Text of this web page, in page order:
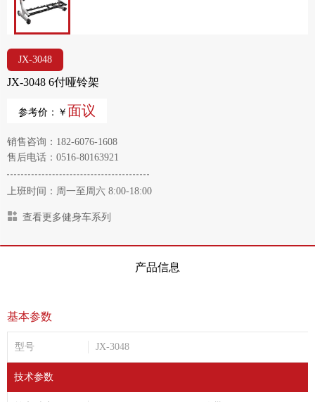
JX-3048
JX-3048 6付哑铃架
参考价：￥ 面议
销售咨询：182-6076-1608
售后电话：0516-80163921
上班时间：周一至周六 8:00-18:00
查看更多健身车系列
产品信息
基本参数
型号 JX-3048
技术参数